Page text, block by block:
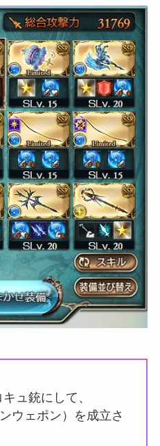
ュ銃にして、
ウェポン）を成立さ